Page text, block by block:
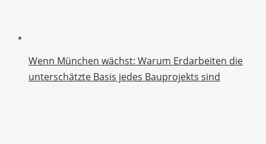
Wenn München wächst: Warum Erdarbeiten die
unterschätzte Basis jedes Bauprojekts sind